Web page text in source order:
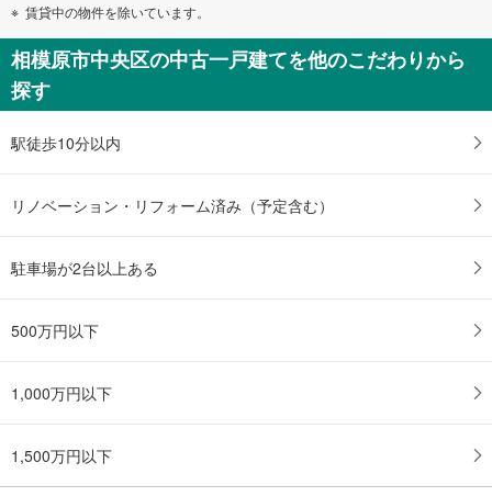
賃貸中の物件を除いています。
相模原市中央区の中古一戸建てを他のこだわりから
探す
駅徒歩10分以内
リノベーション・リフォーム済み（予定含む）
駐車場が2台以上ある
500万円以下
1,000万円以下
1,500万円以下